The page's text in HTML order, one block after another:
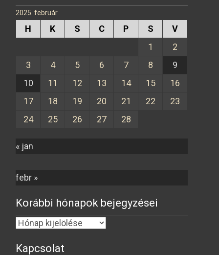
2025. február
H K S C P S
V
1
2
3
4 5 6 7 8
9
10
11 12 13 14 15
16
17
18 19 20 21 22
23
24
25 26 27 28
« jan
febr »
Korábbi hónapok bejegyzései
Kapcsolat